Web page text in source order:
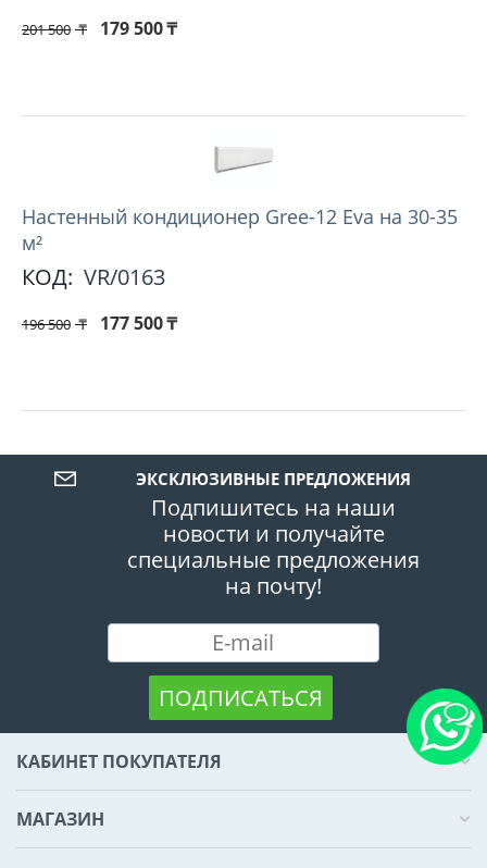
201 500 ₸ 179 500₸
Настенный кондиционер Gree-12 Eva на 30-35
м²
КОД: VR/0163
196 500 ₸ 177 500₸
ЭКСКЛЮЗИВНЫЕ ПРЕДЛОЖЕНИЯ
Подпишитесь на наши
новости и получайте
специальные предложения
на почту!
ПОДПИСАТЬСЯ
КАБИНЕТ ПОКУПАТЕЛЯ
МАГАЗИН